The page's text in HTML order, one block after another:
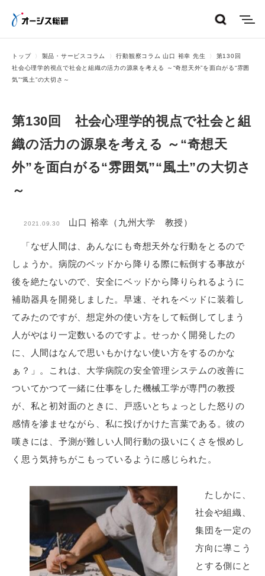
トップ 製品・サービスコラム 行動観察コラム 山口 裕幸 先生
第130回
社会心理学的視点で社会と組織の活力の源泉を考える ～“奇想天外”を面白がる“雰囲
気”“風土”の大切さ～
第130回 社会心理学的視点で社会と組
織の活力の源泉を考える ～“奇想天
外”を面白がる“雰囲気”“風土”の大切さ
～
2021.09.30 山口 裕幸（九州大学 教授）
「なぜ人間は、あんなにも奇想天外な行動をとるので
しょうか。病院のベッドから降りる際に転倒する事故が
後を絶たないので、安全にベッドから降りられるように
補助器具を開発しました。早速、それをベッドに装着し
てみたのですが、想定外の使い方をして転倒してしまう
人がやはり一定数いるのですよ。せっかく開発したの
に、人間はなんで思いもかけない使い方をするのかな
ぁ？」。これは、大学病院の安全管理システムの改善に
ついてかつて一緒に仕事をした機械工学が専門の教授
が、私と初対面のときに、戸惑いとちょっとした怒りの
感情を滲ませながら、私に投げかけた言葉である。彼の
嘆きには、予測が難しい人間行動の扱いにくさを恨めし
く思う気持ちがこもっているように感じられた。
たしかに、
社会や組織、
集団を一定の
方向に導こう
とする側にと